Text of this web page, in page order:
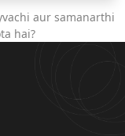
aur samanarthi
hai?